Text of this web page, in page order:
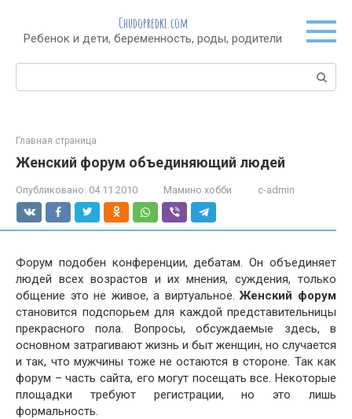
контенту
Chudopredki.com
Ребенок и дети, беременность, роды, родители
Поиск:
Главная страница
Женский форум объединяющий людей
Опубликовано: 04.11.2010 Мамино хобби c-admin
Форум подобен конференции, дебатам. Он объединяет
людей всех возрастов и их мнения, суждения, только
общение это не живое, а виртуальное.Женский форум
становится подспорьем для каждой представительницы
прекрасного пола. Вопросы, обсуждаемые здесь, в
основном затрагивают жизнь и быт женщин, но случается
и так, что мужчины тоже не остаются в стороне. Так как
форум – часть сайта, его могут посещать все. Некоторые
площадки требуют регистрации, но это лишь
формальность.